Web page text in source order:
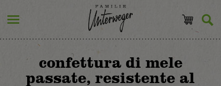
confettura di mele
passate, resistente al